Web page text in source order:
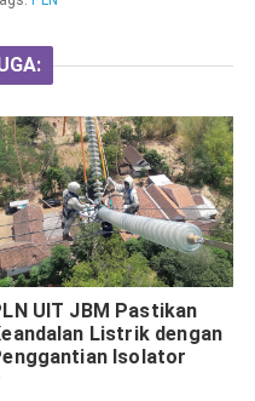
UIT JBM Pastikan
Listrik dengan
Isolator
Kondisi